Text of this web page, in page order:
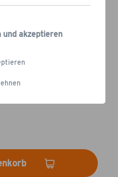
Grill
641
akzeptieren